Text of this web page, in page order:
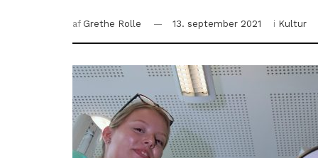
af Grethe Rolle 13. september 2021 i Kultur